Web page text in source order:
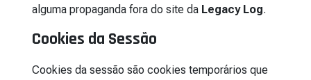
alguma propaganda fora do site da Legacy Log.
Cookies da Sessão
Cookies da sessão são cookies temporários que